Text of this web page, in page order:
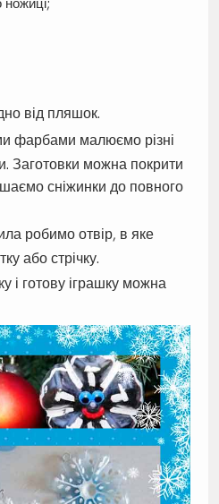
ножиці;
від пляшок.
фарбами малюємо різні
Заготовки можна покрити
сніжинки до повного
робимо отвір, в яке
або стрічку.
і готову іграшку можна